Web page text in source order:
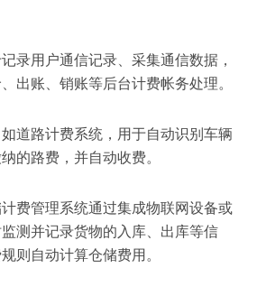
用户通信记录、采集通信数据，
出账、销账等后台计费帐务处理。
路计费系统，用于自动识别车辆
的路费，并自动收费。
管理系统通过集成物联网设备或
测并记录货物的入库、出库等信
则自动计算仓储费用。